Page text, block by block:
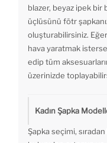
blazer, beyaz ipek bir
üçlüsünü fötr
oluşturabilirsiniz.
hava yaratmak
edip tüm
üzerinizde
Kadın Şapka
Şapka seçimi,